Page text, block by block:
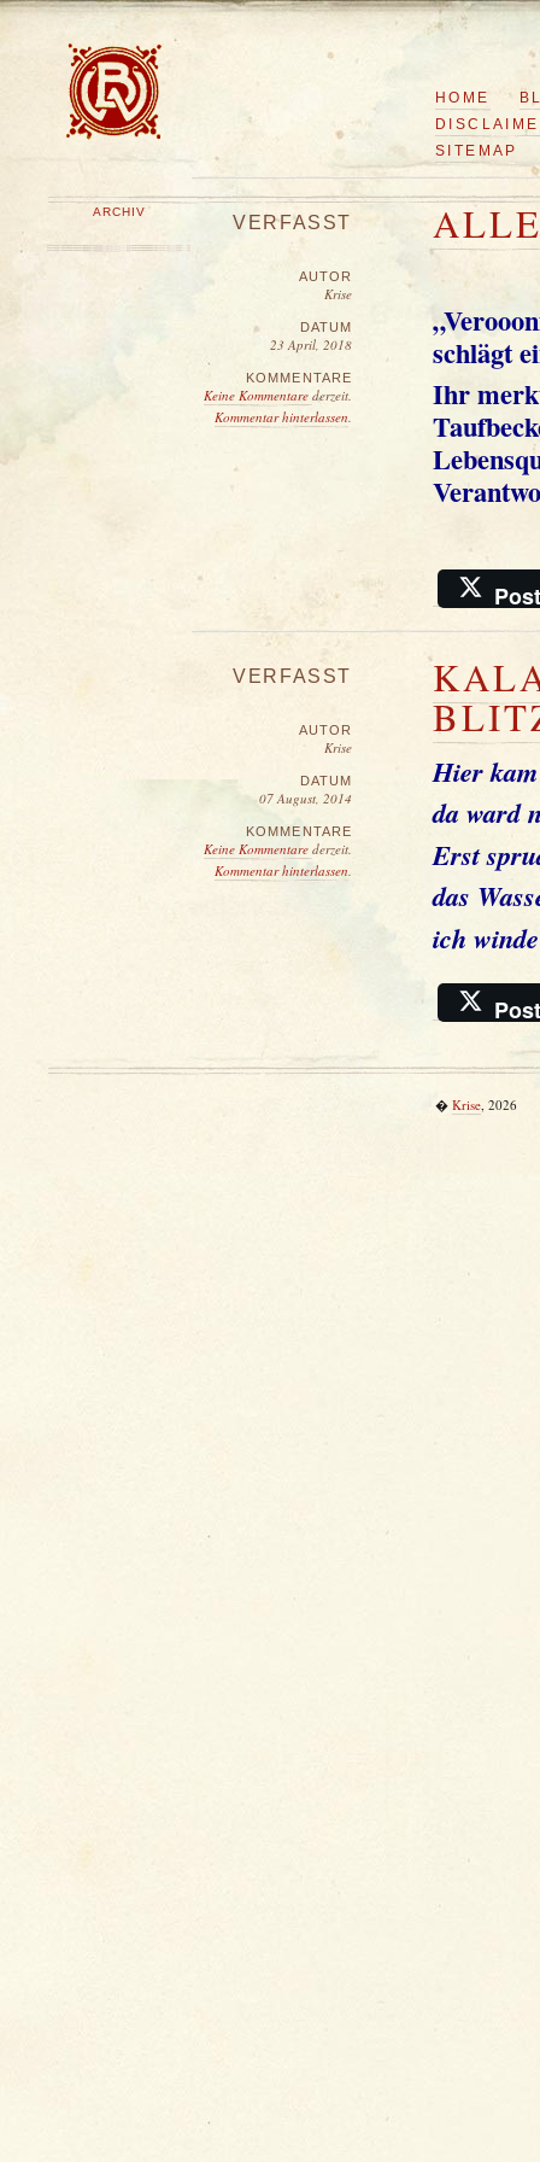
HOME
SITEMAP
ARCHIV
VERFASST
AUTOR
Krise
DATUM
23 April, 2018
KOMMENTARE
Keine Kommentare derzeit.
Kommentar hinterlassen.
schlägt
Ihr
Post
VERFASST
AUTOR
Krise
DATUM
07 August, 2014
KOMMENTARE
Keine Kommentare derzeit.
Kommentar hinterlassen
Hier
da ward
Erst
das
ich
Post
� Krise, 2026